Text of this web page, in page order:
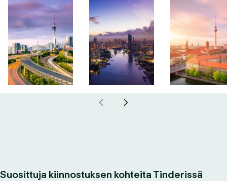
Suosittuja kiinnostuksen kohteita Tinderissä